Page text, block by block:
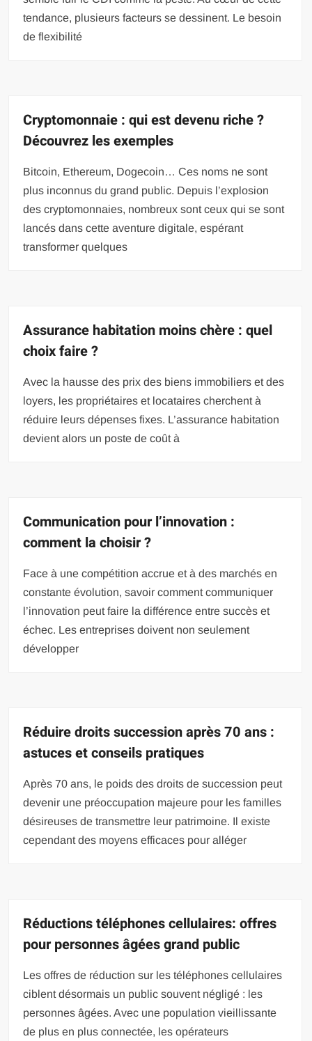
tendance, plusieurs facteurs se dessinent. Le besoin
de flexibilité
Cryptomonnaie : qui est devenu riche ?
Découvrez les exemples
Bitcoin, Ethereum, Dogecoin… Ces noms ne sont
plus inconnus du grand public. Depuis l’explosion
des cryptomonnaies, nombreux sont ceux qui se sont
lancés dans cette aventure digitale, espérant
transformer quelques
Assurance habitation moins chère : quel
choix faire ?
Avec la hausse des prix des biens immobiliers et des
loyers, les propriétaires et locataires cherchent à
réduire leurs dépenses fixes. L’assurance habitation
devient alors un poste de coût à
Communication pour l’innovation :
comment la choisir ?
Face à une compétition accrue et à des marchés en
constante évolution, savoir comment communiquer
l’innovation peut faire la différence entre succès et
échec. Les entreprises doivent non seulement
développer
Réduire droits succession après 70 ans :
astuces et conseils pratiques
Après 70 ans, le poids des droits de succession peut
devenir une préoccupation majeure pour les familles
désireuses de transmettre leur patrimoine. Il existe
cependant des moyens efficaces pour alléger
Réductions téléphones cellulaires: offres
pour personnes âgées grand public
Les offres de réduction sur les téléphones cellulaires
ciblent désormais un public souvent négligé : les
personnes âgées. Avec une population vieillissante
de plus en plus connectée, les opérateurs